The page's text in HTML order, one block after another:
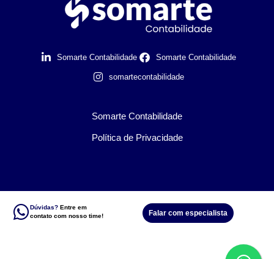
Somarte Contabilidade Somarte Contabilidade
somartecontabilidade
Somarte Contabilidade
Política de Privacidade
Dúvidas? Entre em
contato com nosso time!
Falar com especialista